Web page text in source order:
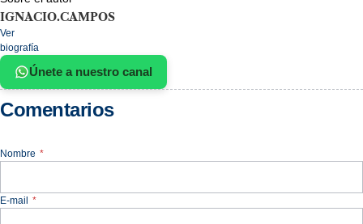
IGNACIO.CAMPOS
Ver
biografía
Únete a nuestro canal
Comentarios
Nombre *
E-mail *